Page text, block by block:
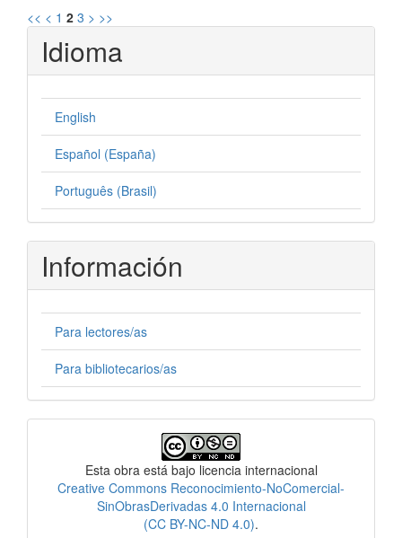
<< < 1 2 3 > >>
Idioma
English
Español (España)
Português (Brasil)
Información
Para lectores/as
Para bibliotecarios/as
Esta obra está bajo licencia internacional
Creative Commons Reconocimiento-NoComercial-
SinObrasDerivadas 4.0 Internacional
(CC BY-NC-ND 4.0).